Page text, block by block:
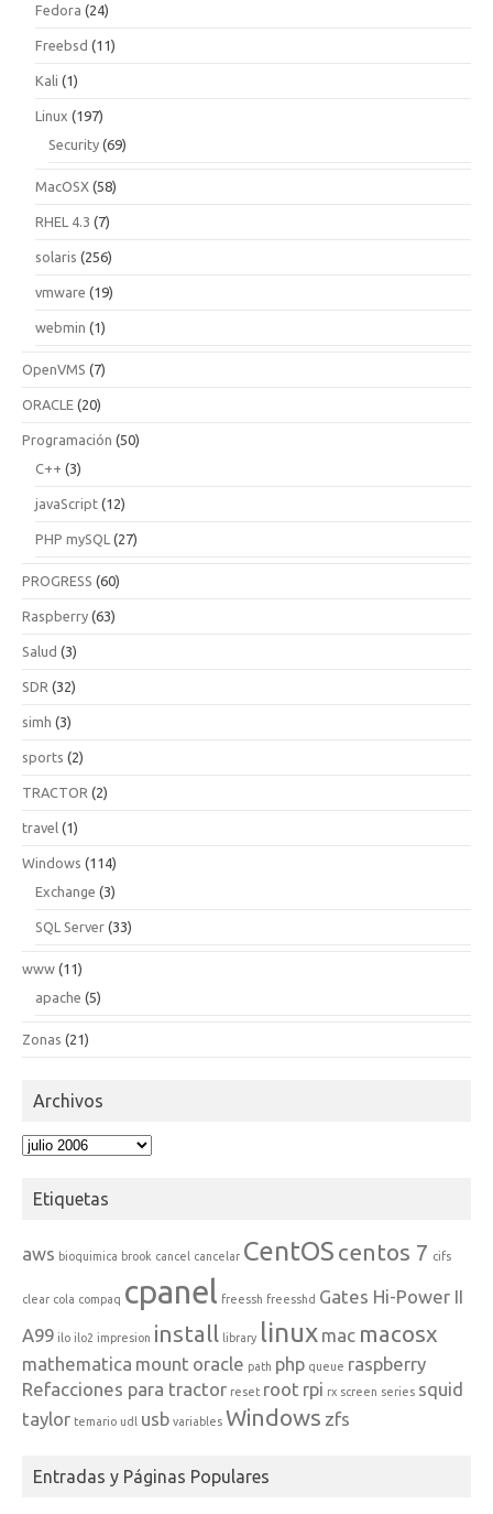
Fedora (24)
Freebsd (11)
Kali (1)
Linux (197)
Security (69)
MacOSX (58)
RHEL 4.3 (7)
solaris (256)
vmware (19)
webmin (1)
OpenVMS (7)
ORACLE (20)
Programación (50)
C++ (3)
javaScript (12)
PHP mySQL (27)
PROGRESS (60)
Raspberry (63)
Salud (3)
SDR (32)
simh (3)
sports (2)
TRACTOR (2)
travel (1)
Windows (114)
Exchange (3)
SQL Server (33)
www (11)
apache (5)
Zonas (21)
Archivos
Archivos
Etiquetas
aws bioquimica brook cancel cancelar CentOS centos 7 cifs
clear cola compaq cpanel freessh freesshd Gates Hi-Power II
A99 ilo ilo2 impresion install library linux mac macosx
mathematica mount oracle path php queue raspberry
Refacciones para tractor reset root rpi rx screen series squid
taylor temario udl usb variables Windows zfs
Entradas y Páginas Populares